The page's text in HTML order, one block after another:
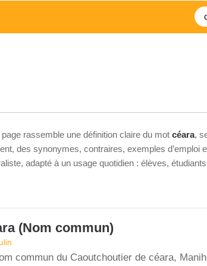
rassemble une définition claire du mot céara,
des synonymes, contraires, exemples
adapté à un usage quotidien : élèves,
(Nom commun)
commun du Caoutchoutier de céara,